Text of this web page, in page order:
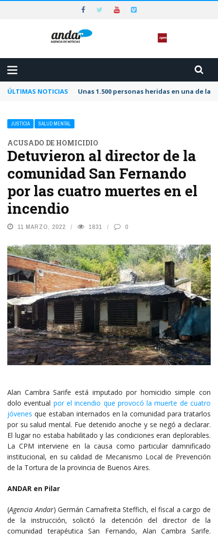
ÚLTIMAS NOTICIAS Unas 1.500 personas heridas en una de
JUSTICIA SALUD MENTAL
ACUSADO DE HOMICIDIO
Detuvieron al director de la
comunidad San Fernando
por las cuatro muertes en el
incendio
11 MARZO, 2022 1831 0
Alan Cambra Sarife está imputado por homicidio simple con
dolo eventual por el incendio que provocó la muerte de cuatro
jóvenes que estaban internados en la comunidad para tratarlos
por su salud mental. Fue detenido anoche y se negó a declarar.
El lugar no estaba habilitado y las condiciones eran deplorables.
La CPM interviene en la causa como particular damnificado
institucional, en su calidad de Mecanismo Local de Prevención
de la Tortura de la provincia de Buenos Aires.
ANDAR en Pilar
(Agencia Andar) Germán Camafreita Steffich, el fiscal a cargo de
de la instrucción, solicitó la detención del director de la
comunidad terapéutica San Fernando, Alan Cambra Sarife.